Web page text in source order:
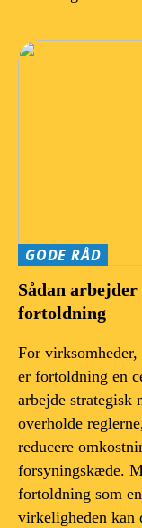
GODE RÅD
Sådan
fortoldning
For
er fortoldning en
arbejde strategisk
overholde
reducere
forsyningskæde.
fortoldning som
virkeligheden